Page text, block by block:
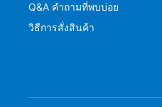
Q&A คำถามที่พบบ่อย
วิธีการสั่งสินค้า